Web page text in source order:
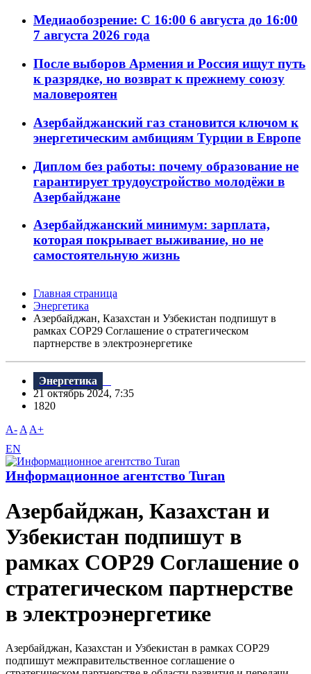
Медиаобозрение: С 16:00 6 августа до 16:00
7 августа 2026 года
После выборов Армения и Россия ищут путь
к разрядке, но возврат к прежнему союзу
маловероятен
Азербайджанский газ становится ключом к
энергетическим амбициям Турции в Европе
Диплом без работы: почему образование не
гарантирует трудоустройство молодёжи в
Азербайджане
Азербайджанский минимум: зарплата,
которая покрывает выживание, но не
самостоятельную жизнь
Главная страница
Энергетика
Азербайджан, Казахстан и Узбекистан подпишут в
рамках COP29 Соглашение о стратегическом
партнерстве в электроэнергетике
Энергетика
21 октябрь 2024, 7:35
1820
A- A A+
EN
Информационное агентство Turan
Азербайджан, Казахстан и
Узбекистан подпишут в
рамках COP29 Соглашение о
стратегическом партнерстве
в электроэнергетике
Азербайджан, Казахстан и Узбекистан в рамках COP29
подпишут межправительственное соглашение о